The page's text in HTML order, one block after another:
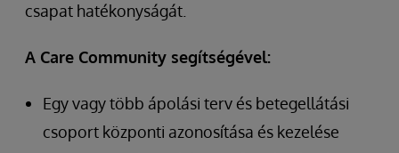
csapat hatékonyságát.
A Care Community segítségével:
Egy vagy több ápolási terv és betegellátási
csoport központi azonosítása és kezelése